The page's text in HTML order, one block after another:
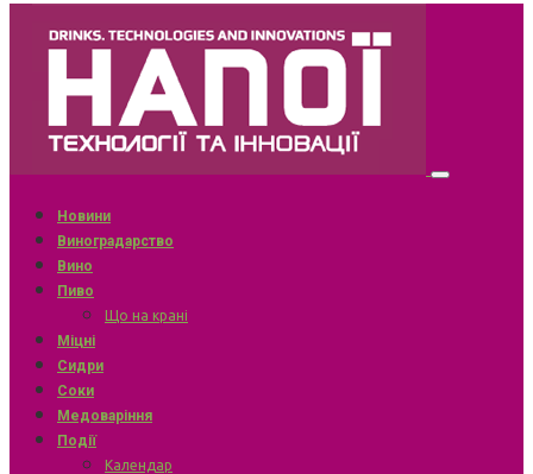
Новини
Виноградарство
Вино
Пиво
Що на крані
Міцні
Сидри
Соки
Медоваріння
Події
Календар